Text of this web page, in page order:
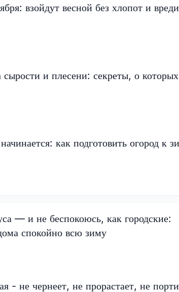
взойдут весной без хлопот и
и плесени: секреты, о
как подготовить огород к
— и не беспокоюсь, как городские:
спокойно всю зиму
- не чернеет, не прорастает, не